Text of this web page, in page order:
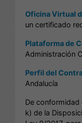
Oficina Virtual
un certificado
Plataforma de
Administración
Perfil del
Andalucía
De conformidad
k) de la